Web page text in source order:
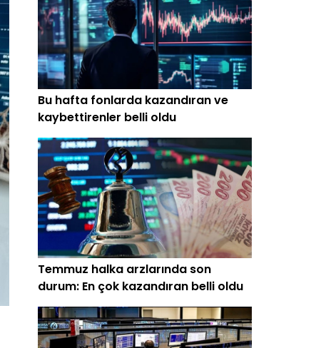
Bu hafta fonlarda kazandıran ve
kaybettirenler belli oldu
Temmuz halka arzlarında son
durum: En çok kazandıran belli oldu